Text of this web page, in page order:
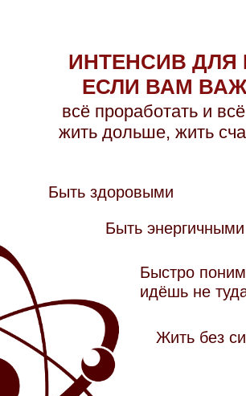
ИНТЕНСИВ ДЛЯ
ЕСЛИ ВАМ
всё проработать и
жить дольше, жить
Быть энергичными
Быть здоровыми
Быстро
идёшь не
Жить без